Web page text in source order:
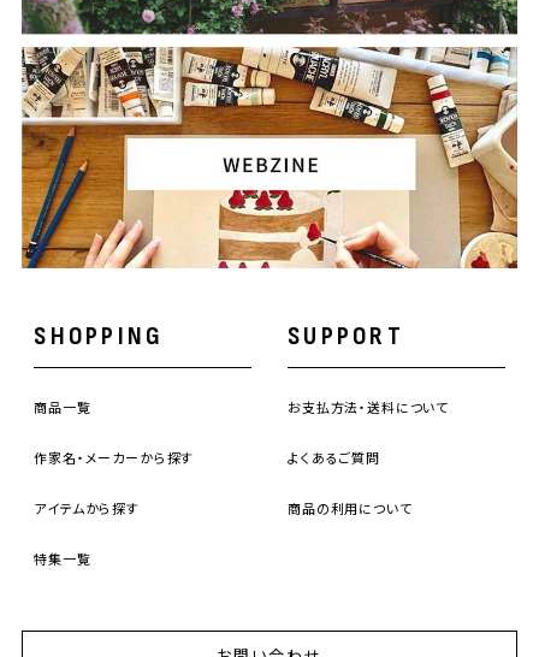
SHOPPING
商品一覧
作家名・メーカーから探す
アイテムから探す
特集一覧
SUPPORT
お支払方法・送料について
よくあるご質問
商品の利用について